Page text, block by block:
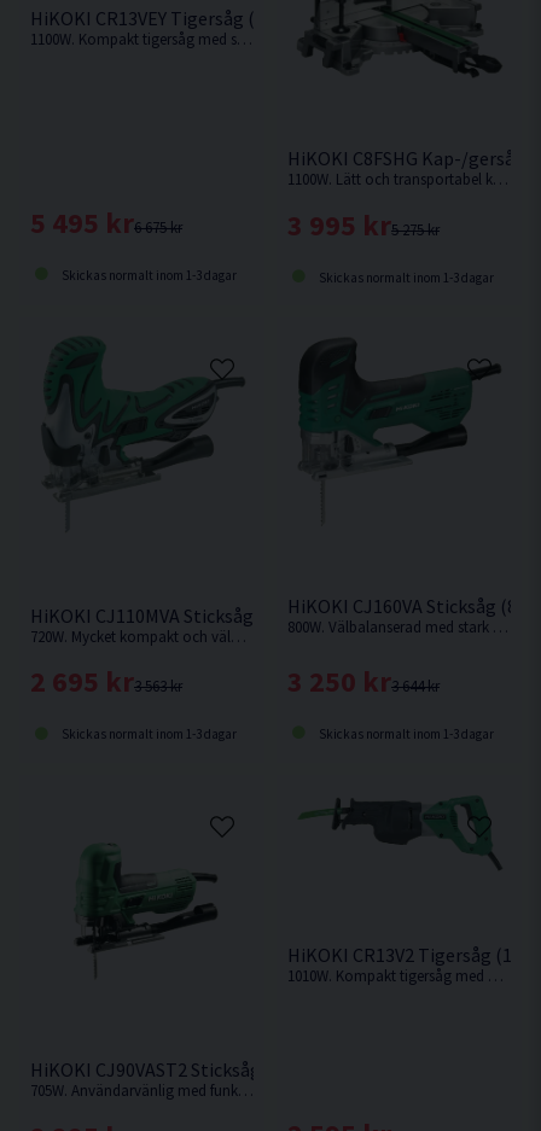
HiKOKI CR13VEY Tigersåg (1100W)
1100W. Kompakt tigersåg med stark motor och hög avverkningskapacitet.
6 675 kr
5 495 kr
Skickas normalt inom 1-3 dagar
HiKOKI C8FSHG Kap-/gersåg
1100W. Lätt och transportabel kap-/gersåg med hög sågkapacitet och lasermarkör.
5 275 kr
3 995 kr
Skickas normalt inom 1-3 dagar
HiKOKI CJ110MVA Sticksåg (720W)
720W. Mycket kompakt och välbalanserad med stark motor och hög sågkapacitet.
3 563 kr
2 695 kr
Skickas normalt inom 1-3 dagar
HiKOKI CJ160VA Sticksåg
800W. Välbalanserad med stark motor och hög sågkapacitet.
3 644 kr
3 250 kr
Skickas normalt inom 1-3 dagar
HiKOKI CJ90VAST2 Sticksåg (705W)
705W. Användarvänlig med funktionell design. Bekvämt, gummibelagt grepp.
HiKOKI CR13V2 Tigersåg
1010W. Kompakt tigersåg med hög sågkapacitet och steglöst variabelt varvtal.